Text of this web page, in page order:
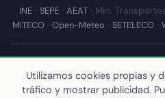
INE· SEPE· AEAT· Min.
MITECO· Open-Meteo · SETELECO·
© 2026 Callejear.com — Directorio
abiertos. Desarrollado y
Utilizamos cookies propias y
tráfico y mostrar publicidad.